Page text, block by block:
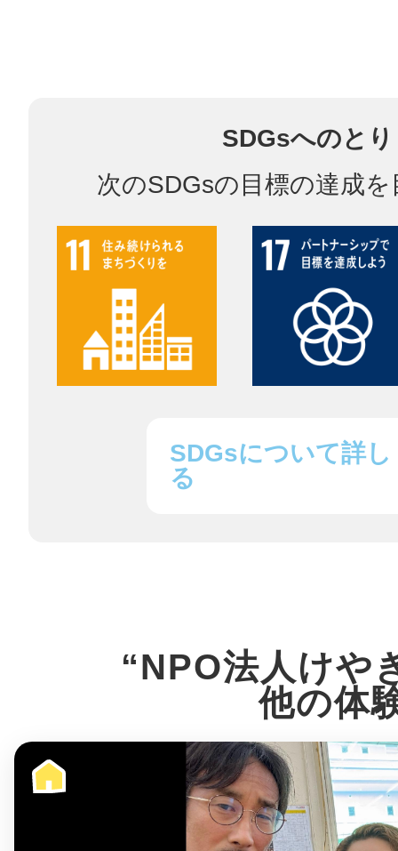
SDGsへのと
次のSDGsの目標の達成
SDGsについて詳し
る
“NPO法人けや
他の体
相模原
渋谷区
滋賀県